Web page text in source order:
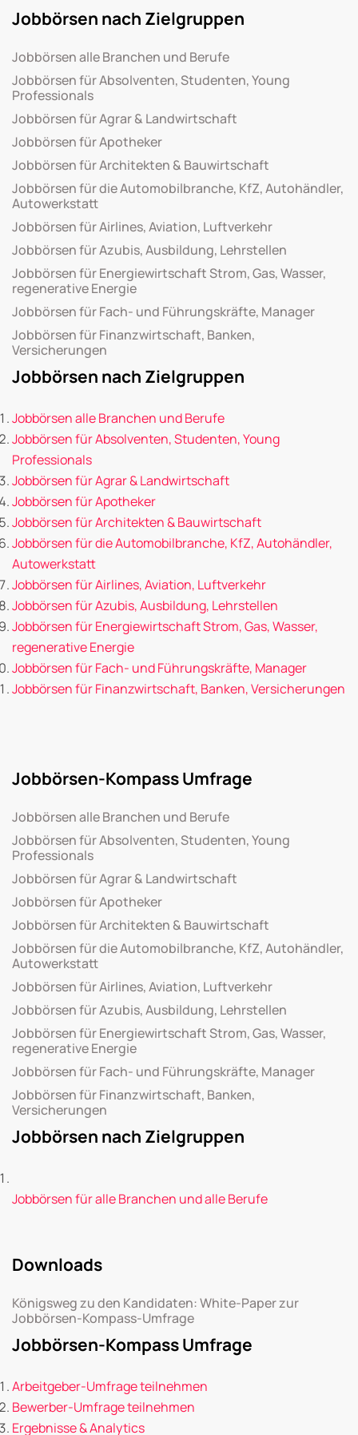
Jobbörsen nach Zielgruppen
Jobbörsen alle Branchen und Berufe
Jobbörsen für Absolventen, Studenten, Young
Professionals
Jobbörsen für Agrar & Landwirtschaft
Jobbörsen für Apotheker
Jobbörsen für Architekten & Bauwirtschaft
Jobbörsen für die Automobilbranche, KfZ, Autohändler,
Autowerkstatt
Jobbörsen für Airlines, Aviation, Luftverkehr
Jobbörsen für Azubis, Ausbildung, Lehrstellen
Jobbörsen für Energiewirtschaft Strom, Gas, Wasser,
regenerative Energie
Jobbörsen für Fach- und Führungskräfte, Manager
Jobbörsen für Finanzwirtschaft, Banken,
Versicherungen
Jobbörsen nach Zielgruppen
Jobbörsen alle Branchen und Berufe
Jobbörsen für Absolventen, Studenten, Young
Professionals
Jobbörsen für Agrar & Landwirtschaft
Jobbörsen für Apotheker
Jobbörsen für Architekten & Bauwirtschaft
Jobbörsen für die Automobilbranche, KfZ, Autohändler,
Autowerkstatt
Jobbörsen für Airlines, Aviation, Luftverkehr
Jobbörsen für Azubis, Ausbildung, Lehrstellen
Jobbörsen für Energiewirtschaft Strom, Gas, Wasser,
regenerative Energie
Jobbörsen für Fach- und Führungskräfte, Manager
Jobbörsen für Finanzwirtschaft, Banken, Versicherungen
Jobbörsen-Kompass Umfrage
Jobbörsen alle Branchen und Berufe
Jobbörsen für Absolventen, Studenten, Young
Professionals
Jobbörsen für Agrar & Landwirtschaft
Jobbörsen für Apotheker
Jobbörsen für Architekten & Bauwirtschaft
Jobbörsen für die Automobilbranche, KfZ, Autohändler,
Autowerkstatt
Jobbörsen für Airlines, Aviation, Luftverkehr
Jobbörsen für Azubis, Ausbildung, Lehrstellen
Jobbörsen für Energiewirtschaft Strom, Gas, Wasser,
regenerative Energie
Jobbörsen für Fach- und Führungskräfte, Manager
Jobbörsen für Finanzwirtschaft, Banken,
Versicherungen
Jobbörsen nach Zielgruppen
Jobbörsen für alle Branchen und alle Berufe
Downloads
Königsweg zu den Kandidaten: White-Paper zur
Jobbörsen-Kompass-Umfrage
Jobbörsen-Kompass Umfrage
Arbeitgeber-Umfrage teilnehmen
Bewerber-Umfrage teilnehmen
Ergebnisse & Analytics